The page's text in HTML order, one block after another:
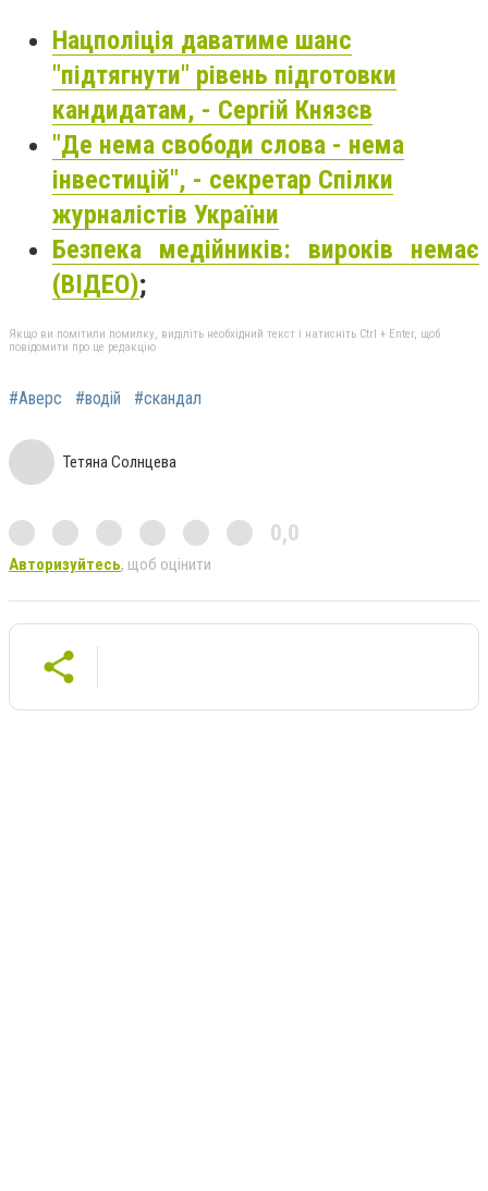
Нацполіція даватиме шанс
"підтягнути" рівень підготовки
кандидатам, - Сергій Князєв
"Де нема свободи слова - нема
інвестицій", - секретар Спілки
журналістів України
Безпека медійників: вироків немає
(ВІДЕО);
Якщо ви помітили помилку, виділіть необхідний текст і натисніть Ctrl + Enter, щоб
повідомити про це редакцію
#Аверс #водій #скандал
Тетяна Солнцева
0,0
Авторизуйтесь, щоб оцінити